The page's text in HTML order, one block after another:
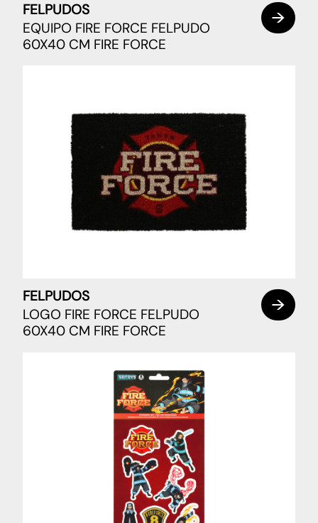
FELPUDOS
EQUIPO FIRE FORCE FELPUDO
60X40 CM FIRE FORCE
FELPUDOS
LOGO FIRE FORCE FELPUDO
60X40 CM FIRE FORCE